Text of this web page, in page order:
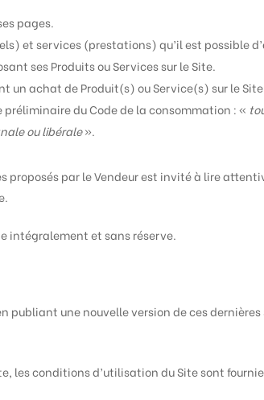
pages.
et services (prestations) qu’il est possible
ses Produits ou Services sur le Site.
un achat de Produit(s) ou Service(s) sur le
du Code de la consommation : «
ou libérale».
par le Vendeur est invité à lire
intégralement et sans réserve.
publiant une nouvelle version de ces dernières
les conditions d’utilisation du Site sont